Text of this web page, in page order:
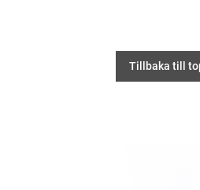
Tillbaka till